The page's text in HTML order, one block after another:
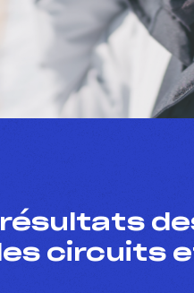
résultats
circuits